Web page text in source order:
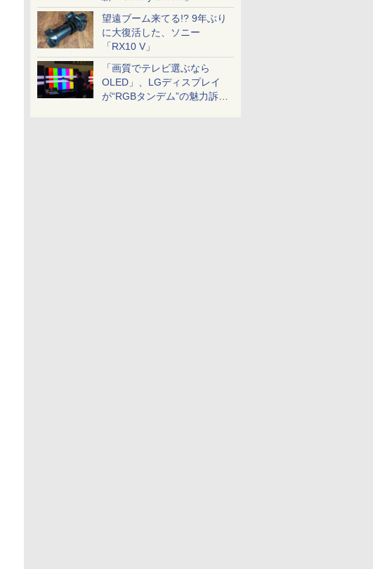
望遠ブーム来てる!? 9年ぶり
に大復活した、ソニー
「RX10 V」
「画質でテレビ選ぶなら
OLED」、LGディスプレイ
が“RGBタンデム”の魅力訴